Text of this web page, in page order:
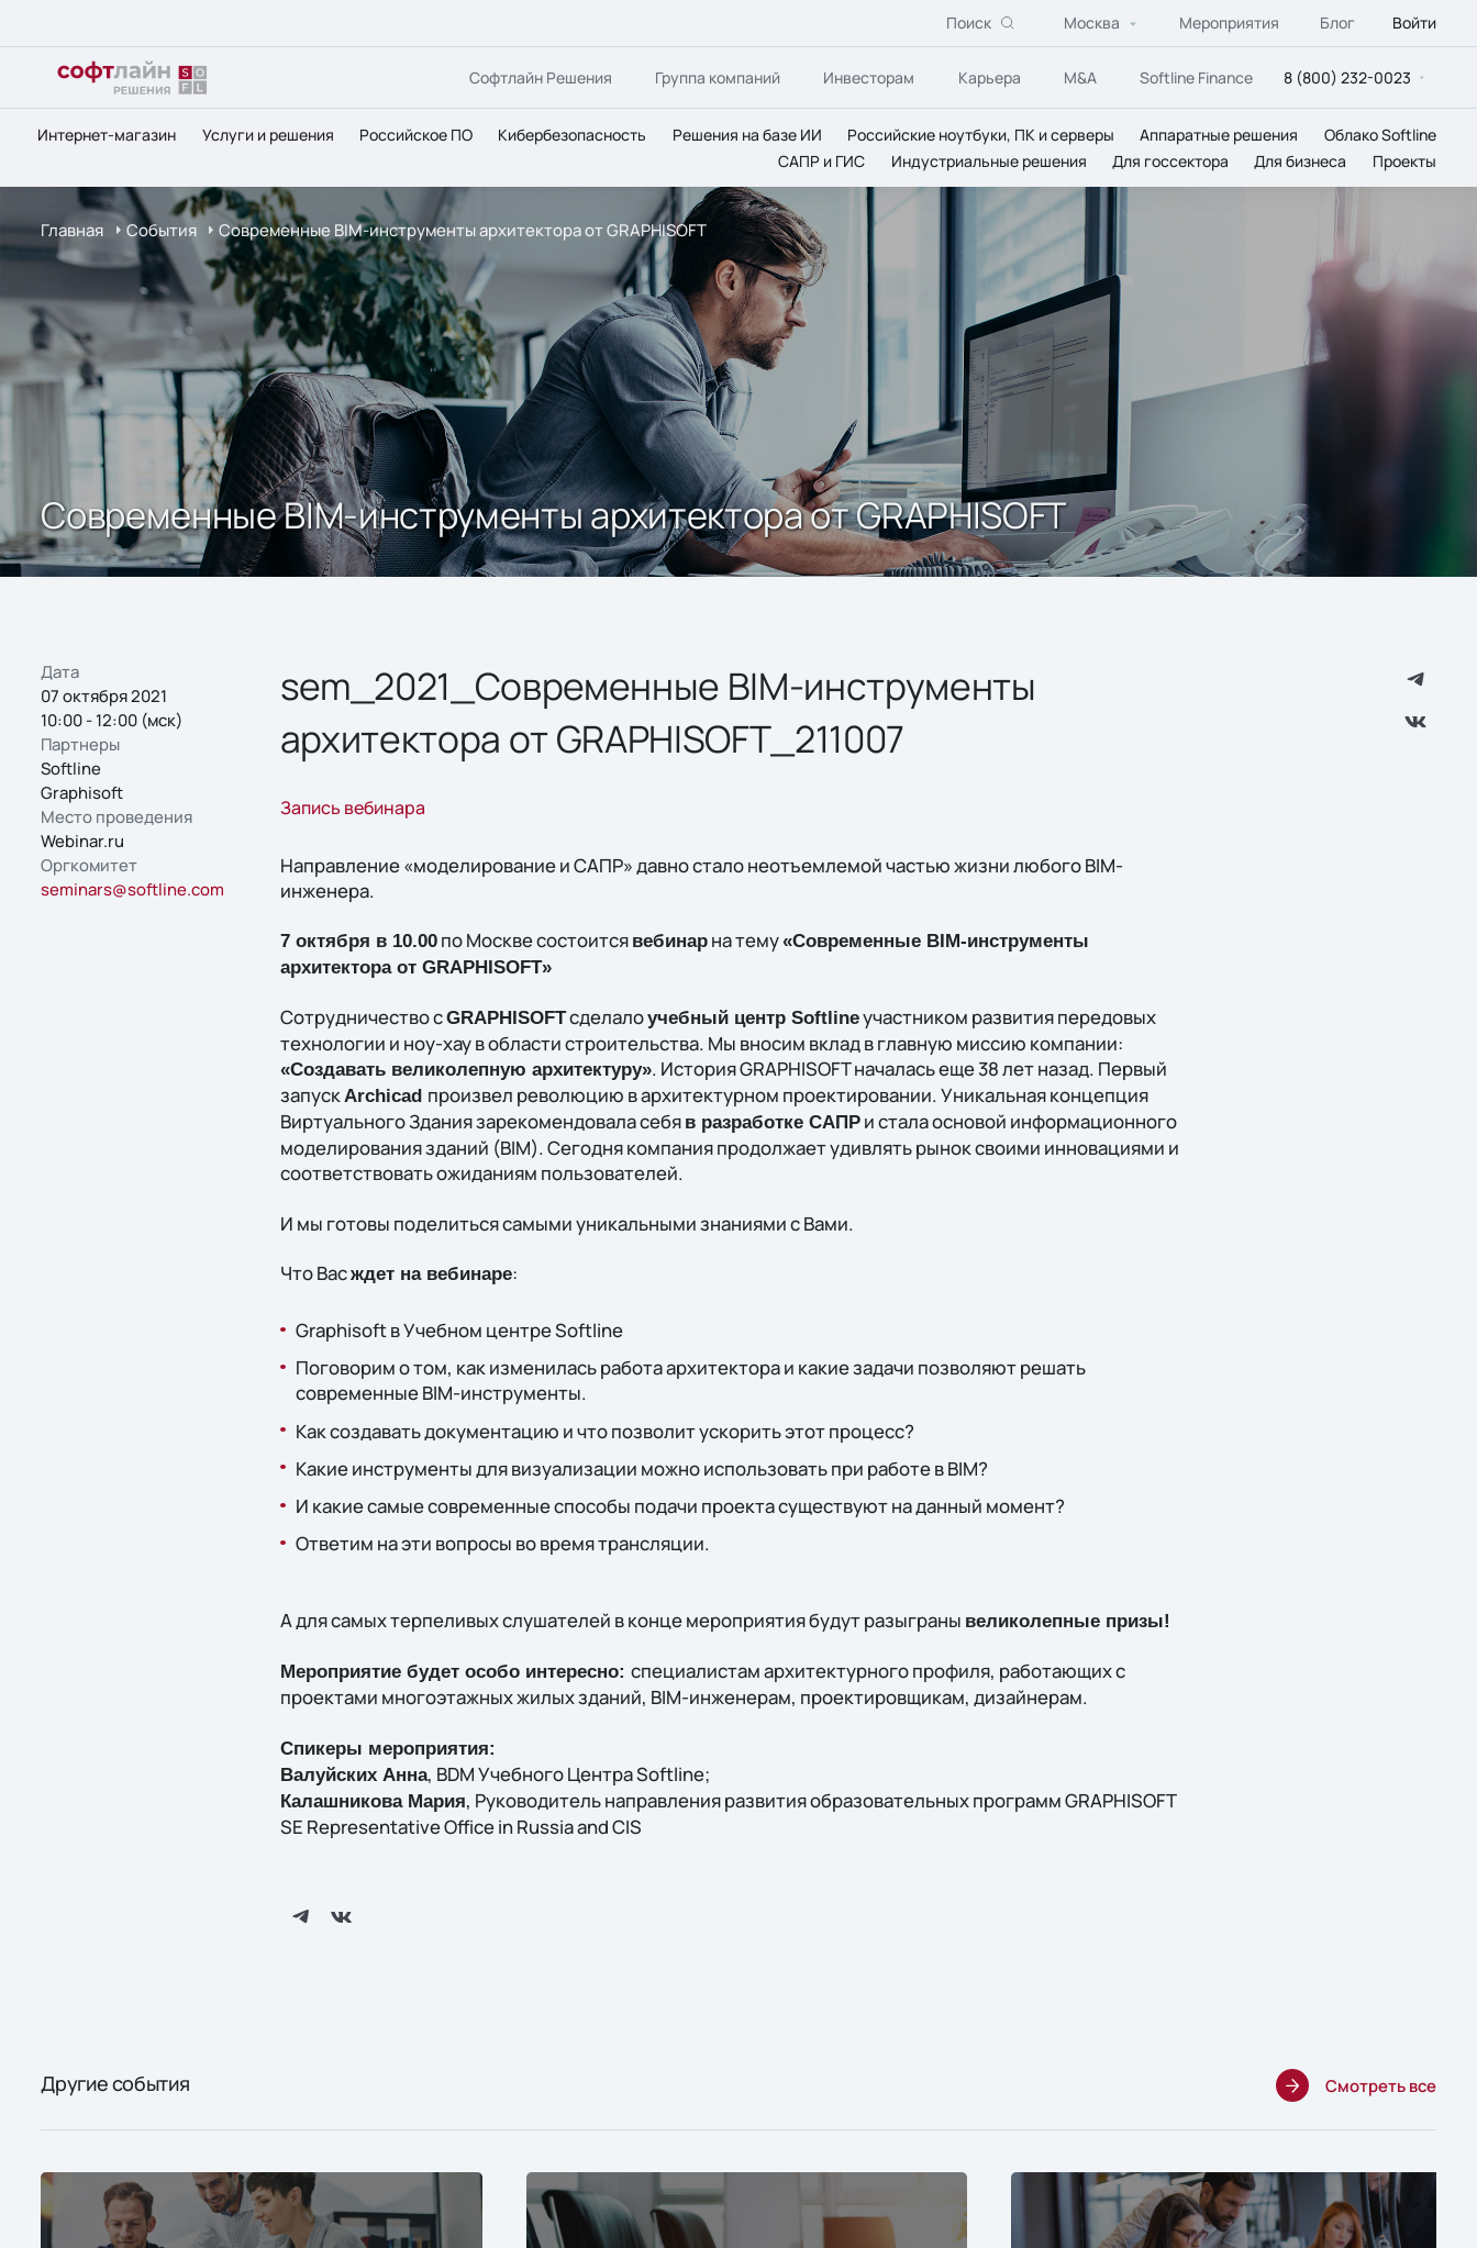
Поиск Москва Мероприятия Блог Войти
Софтлайн Решения Группа компаний Инвесторам Карьера M&A Softline Finance 8 (800) 232-0023
Интернет-магазин Услуги и решения Российское ПО Кибербезопасность Решения на базе ИИ Российские ноутбуки, ПК и серверы Аппаратные решения
Облако Softline
САПР и ГИС
Индустриальные решения Для госсектора Для бизнеса Проекты
Главная События Современные BIM-инструменты архитектора от GRAPHISOFT
Современные BIM-инструменты архитектора от GRAPHISOFT
Дата
07 октября 2021
10:00 - 12:00 (мск)
Партнеры
Softline
Graphisoft
Место проведения
Webinar.ru
Оргкомитет
seminars@softline.com
sem_2021_Современные BIM-инструменты
архитектора от GRAPHISOFT_211007
Запись вебинара
Направление «моделирование и САПР» давно стало неотъемлемой частью жизни любого BIM-
инженера.
7 октября в 10.00по Москве состоится вебинарна тему«Современные BIM-инструменты
архитектора от GRAPHISOFT»
Сотрудничество сGRAPHISOFTсделалоучебный центр Softlineучастником развития передовых
технологии и ноу-хау в области строительства. Мы вносим вклад в главную миссию компании:
«Создавать великолепную архитектуру». История GRAPHISOFT началась еще 38 лет назад. Первый
запускArchicad произвел революцию в архитектурном проектировании. Уникальная концепция
Виртуального Здания зарекомендовала себя в разработке САПРи стала основой информационного
моделирования зданий (BIM). Сегодня компания продолжает удивлять рынок своими инновациями и
соответствовать ожиданиям пользователей.
И мы готовы поделиться самыми уникальными знаниями с Вами.
Что Васждет на вебинаре:
Graphisoft в Учебном центре Softline
Поговорим о том, как изменилась работа архитектора и какие задачи позволяют решать
современные BIM-инструменты.
Как создавать документацию и что позволит ускорить этот процесс?
Какие инструменты для визуализации можно использовать при работе в BIM?
И какие самые современные способы подачи проекта существуют на данный момент?
Ответим на эти вопросы во время трансляции.
А для самых терпеливых слушателей в конце мероприятия будут разыграны великолепные призы!
Мероприятие будет особо интересно: специалистам архитектурного профиля, работающих с
проектами многоэтажных жилых зданий, BIM-инженерам, проектировщикам, дизайнерам.
Спикеры мероприятия:
Валуйских Анна, BDM Учебного Центра Softline;
Калашникова Мария, Руководитель направления развития образовательных программ GRAPHISOFT
SE Representative Office in Russia and CIS
Другие события Смотреть все